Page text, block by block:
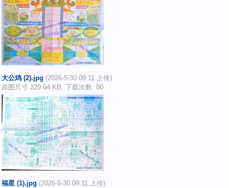
大公鸡 (2).jpg (2026-5-30 09:11 上传)
原图尺寸 229.04 KB, 下载次数: 80
福星 (1).jpg (2026-5-30 09:11 上传)